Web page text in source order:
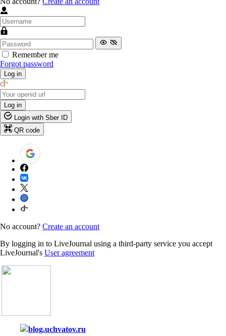
Remember me
Forgot password
Log in
Log in
Login with Sber ID
QR code
No account? Create an account
By logging in to LiveJournal using a third-party service you accept
LiveJournal's User agreement
blog.uchvatov.ru